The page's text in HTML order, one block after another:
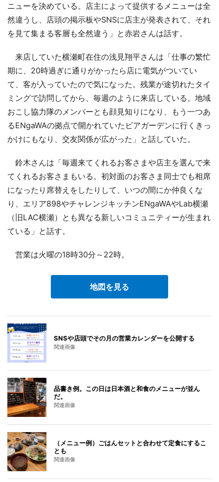
ニューを決めている。店主によって提供するメニューは全
然違うし、店頭の掲示板やSNSに店主が発表されて、それ
を見て集まる客層も全然違う」と赤岩さんは話す。
来店していた横瀬町在住の浅見翔平さんは「仕事の繁忙
期に、20時過ぎに通りがかったら店に電気がついてい
て、客が入っていたので気になった。残業が途切れたタイ
ミングで訪問してから、毎週のように来店している。地域
おこし協力隊のメンバーとも顔見知りになり、もう一つあ
るENgaWAの拠点で開かれていたビアガーデンに行くきっ
かけにもなり、交友関係が広がった」と話していた。
鈴木さんは「毎週来てくれるお客さまや店主を選んで来
てくれるお客さまもいる。初対面のお客さま同士でも相席
になったり席替えをしたりして、いつの間にか仲良くな
り、エリア898やチャレンジキッチンENgaWAやLab横瀬
（旧LAC横瀬）とも異なる新しいコミュニティーが生まれ
ている」と話す。
営業は火曜の18時30分～22時。
地図を見る
SNSや店頭でその月の営業カレンダーを公開する
関連画像
品書き例。この日は日本酒と和食のメニューが並ん
だ。
関連画像
（メニュー例）ごはんセットと合わせて定食にするこ
とも
関連画像